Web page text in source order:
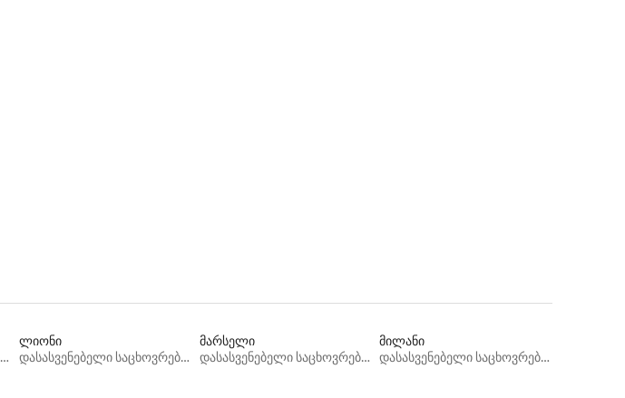
დასასვენებელი საცხოვრებლები
ლიონი
დასასვენებელი საცხოვრებლები
მარსელი
დასასვენებელი საცხოვრებლები
მილანი
დასასვენებელი საცხოვრებლები